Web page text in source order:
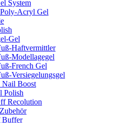
System
Acryl Gel
Gel
Haftvermittler
Modellagegel
French Gel
Versiegelungsgel
Boost
Polish
Recolution
Buffer